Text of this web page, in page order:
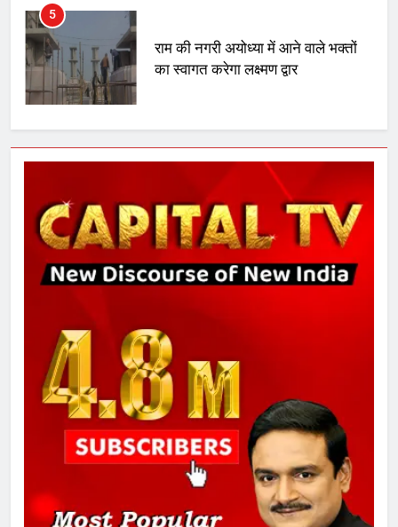
5
राम की नगरी अयोध्या में आने वाले भक्तों
का स्वागत करेगा लक्ष्मण द्वार
6
उत्तर प्रदेश में गांवों में बढ़ेंगी सुविधाएं: 67%
बढ़ा पंचायतों का बजट
7
8
चुनाव से पहले लालू परिवार पर बड़ा झटका,
दिल्ली कोर्ट ने IRCTC घोटाले में आरोप
तय किए
SRN अस्पताल का नाम अमर शहीद ठाकुर